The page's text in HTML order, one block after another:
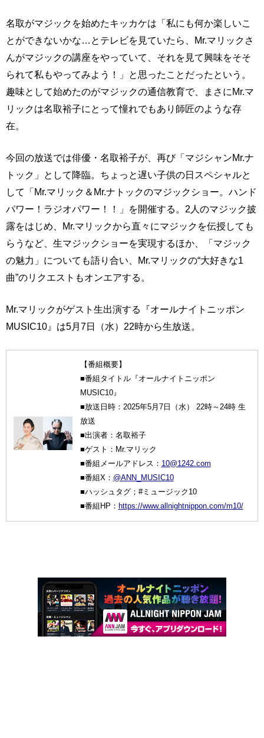
名取がマジックを始めたキッカケは「私にも何か楽しいこ
とができないかな…とテレビを見ていたら、Mr.マリックさ
んがマジックの講座をやっていて、それを見て興味をそそ
られて私もやってみよう！」と思ったことだったという。
趣味として始めたのがマジックの通信教育で、まさにMr.マ
リックは名取裕子にとって憧れでもあり師匠のような存
在。
今回の放送では俳優・名取裕子が、再び「マジシャンMr.ナ
トック」として降臨。ちょっと遅い子供の日スペシャルと
して「Mr.マリック＆Mr.ナトックのマジックショー。ハンド
パワー！ラジオパワー！！」を開催する。2人のマジック披
露をはじめ、Mr.マリックから直々にマジックを伝授しても
らうなど、生マジックショーを実現するほか、「マジック
の魅力」についても語り合い、Mr.マリックの“大好きな1
曲”のリクエストもオンエアする。
Mr.マリックがゲスト生出演する『オールナイトニッポン
MUSIC10』は5月7日（水）22時から生放送。
【番組概要】
■番組タイトル『オールナイトニッポン
MUSIC10』
■放送日時：2025年5月7日（水） 22時～24時 生
放送
■出演者：名取裕子
■ゲスト：Mr.マリック
■番組メールアドレス： 10@1242.com
■番組X： @ANN_MUSIC10
■ハッシュタグ；#ミュージック10
■番組HP： https://www.allnightnippon.com/m10/